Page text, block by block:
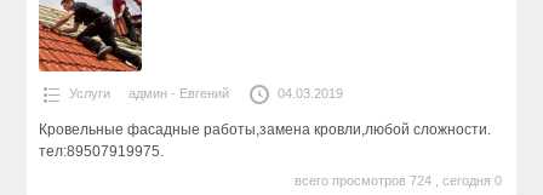
Услуги админ - Евгений 04.03.2019
Кровельные фасадные работы,замена кровли,любой сложности.
тел:89507919975.
всего просмотров 724 , сегодня 0